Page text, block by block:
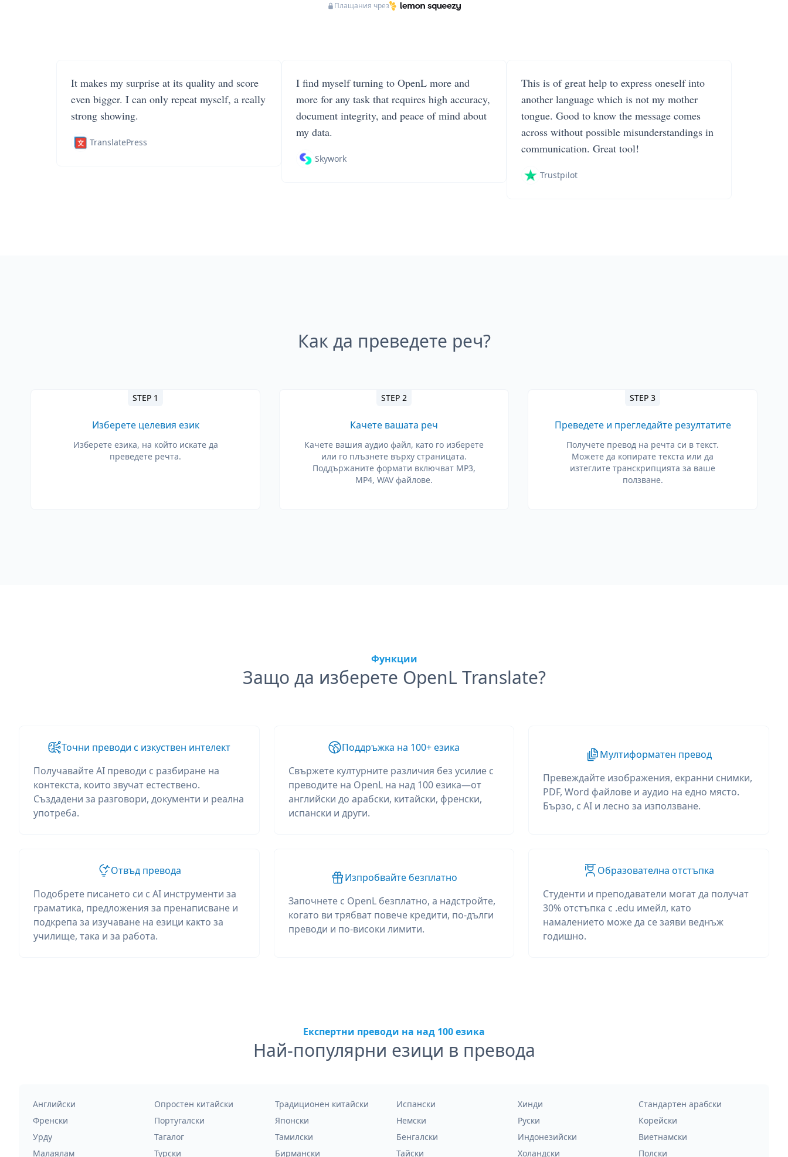
Плащания чрез
It makes my surprise at its quality and score
even bigger. I can only repeat myself, a really
strong showing.
TranslatePress
I find myself turning to OpenL more and
more for any task that requires high accuracy,
document integrity, and peace of mind about
my data.
Skywork
This is of great help to express oneself into
another language which is not my mother
tongue. Good to know the message comes
across without possible misunderstandings in
communication. Great tool!
Trustpilot
Как да преведете реч?
STEP 1
Изберете целевия език
Изберете езика, на който искате да
преведете речта.
STEP 2
Качете вашата реч
Качете вашия аудио файл, като го изберете
или го плъзнете върху страницата.
Поддържаните формати включват MP3,
MP4, WAV файлове.
STEP 3
Преведете и прегледайте резултатите
Получете превод на речта си в текст.
Можете да копирате текста или да
изтеглите транскрипцията за ваше
ползване.
Функции
Защо да изберете OpenL Translate?
Точни преводи с изкуствен интелект
Получавайте AI преводи с разбиране на
контекста, които звучат естествено.
Създадени за разговори, документи и реална
употреба.
Поддръжка на 100+ езика
Свържете културните различия без усилие с
преводите на OpenL на над 100 езика—от
английски до арабски, китайски, френски,
испански и други.
Мултиформатен превод
Превеждайте изображения, екранни снимки,
PDF, Word файлове и аудио на едно място.
Бързо, с AI и лесно за използване.
Отвъд превода
Подобрете писането си с AI инструменти за
граматика, предложения за пренаписване и
подкрепа за изучаване на езици както за
училище, така и за работа.
Изпробвайте безплатно
Започнете с OpenL безплатно, а надстройте,
когато ви трябват повече кредити, по-дълги
преводи и по-високи лимити.
Образователна отстъпка
Студенти и преподаватели могат да получат
30% отстъпка с .edu имейл, като
намалението може да се заяви веднъж
годишно.
Експертни преводи на над 100 езика
Най-популярни езици в превода
Английски Опростен китайски Традиционен китайски Испански Хинди
Стандартен арабски
Френски
Португалски Японски Немски Руски
Корейски
Урду
Тагалог Тамилски Бенгалски Индонезийски
Виетнамски
Малаялам
Турски Бирмански Тайски Холандски Полски